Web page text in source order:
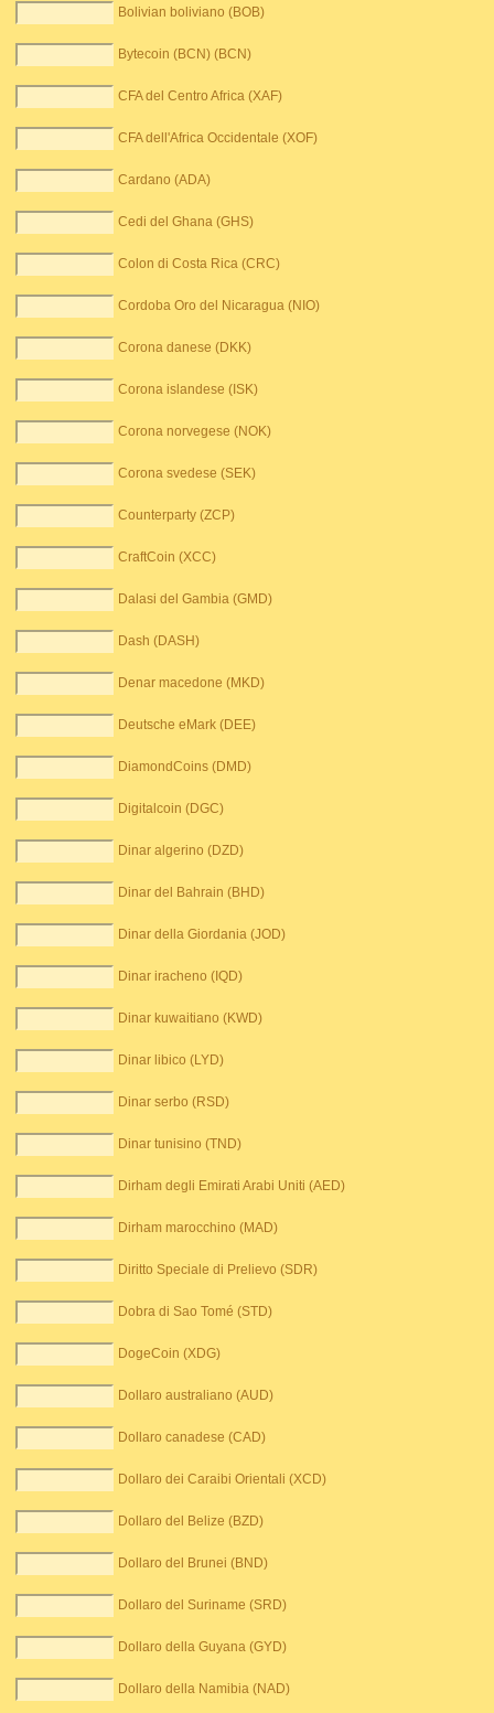
Bolivian boliviano (BOB)
Bytecoin (BCN) (BCN)
CFA del Centro Africa (XAF)
CFA dell'Africa Occidentale (XOF)
Cardano (ADA)
Cedi del Ghana (GHS)
Colon di Costa Rica (CRC)
Cordoba Oro del Nicaragua (NIO)
Corona danese (DKK)
Corona islandese (ISK)
Corona norvegese (NOK)
Corona svedese (SEK)
Counterparty (ZCP)
CraftCoin (XCC)
Dalasi del Gambia (GMD)
Dash (DASH)
Denar macedone (MKD)
Deutsche eMark (DEE)
DiamondCoins (DMD)
Digitalcoin (DGC)
Dinar algerino (DZD)
Dinar del Bahrain (BHD)
Dinar della Giordania (JOD)
Dinar iracheno (IQD)
Dinar kuwaitiano (KWD)
Dinar libico (LYD)
Dinar serbo (RSD)
Dinar tunisino (TND)
Dirham degli Emirati Arabi Uniti (AED)
Dirham marocchino (MAD)
Diritto Speciale di Prelievo (SDR)
Dobra di Sao Tomé (STD)
DogeCoin (XDG)
Dollaro australiano (AUD)
Dollaro canadese (CAD)
Dollaro dei Caraibi Orientali (XCD)
Dollaro del Belize (BZD)
Dollaro del Brunei (BND)
Dollaro del Suriname (SRD)
Dollaro della Guyana (GYD)
Dollaro della Namibia (NAD)